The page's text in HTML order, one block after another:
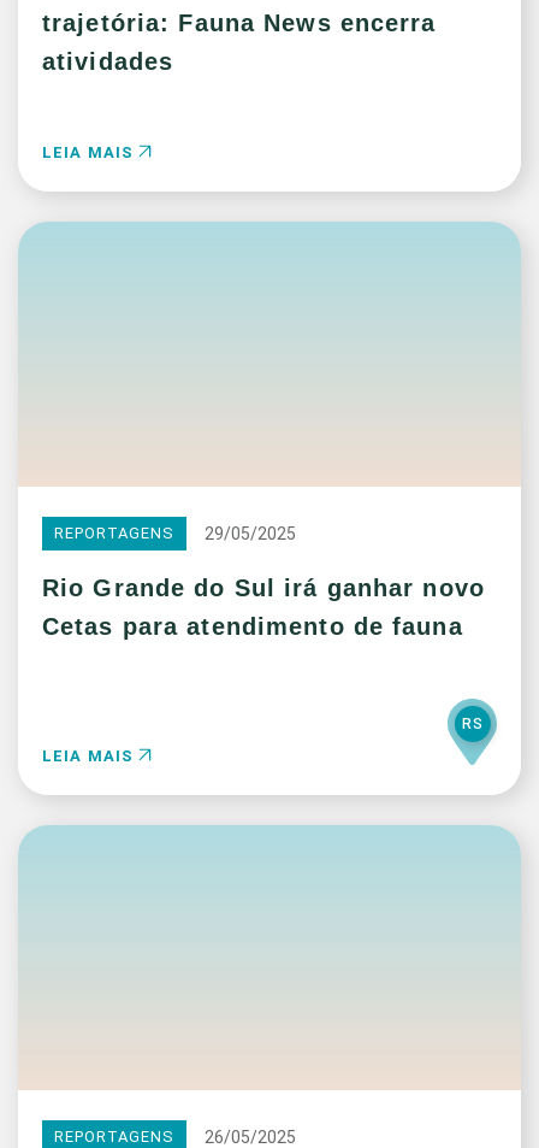
trajetória: Fauna News encerra
atividades
LEIA MAIS
REPORTAGENS 29/05/2025
Rio Grande do Sul irá ganhar novo
Cetas para atendimento de fauna
LEIA MAIS
RS
REPORTAGENS 26/05/2025